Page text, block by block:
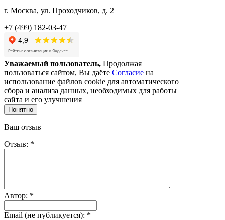
г. Москва, ул. Проходчиков, д. 2
+7 (499) 182-03-47
Уважаемый пользователь, Продолжая
пользоваться сайтом, Вы даёте Согласие на
использование файлов cookie для автоматического
сбора и анализа данных, необходимых для работы
сайта и его улучшения
Понятно
Ваш отзыв
Отзыв: *
Автор: *
Email (не публикуется): *